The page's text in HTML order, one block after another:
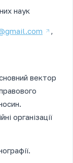
наук
,
вектор
організації